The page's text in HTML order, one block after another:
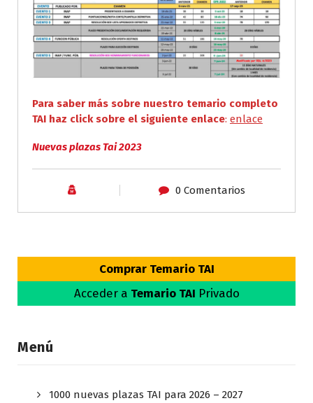
Para saber más sobre nuestro temario completo
TAI haz click sobre el siguiente enlace: enlace
Nuevas plazas Tai 2023
0 Comentarios
Comprar Temario TAI
Acceder a Temario TAI Privado
Menú
1000 nuevas plazas TAI para 2026 – 2027